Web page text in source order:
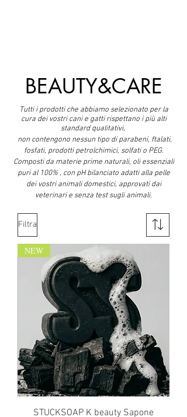
BEAUTY&CARE
Tutti i prodotti che abbiamo selezionato per la
cura dei vostri cani e gatti rispettano i più alti
standard qualitativi,
non contengono nessun tipo di parabeni, ftalati,
fosfati, prodotti petrolchimici, solfati o PEG.
Composti da materie prime naturali, oli essenziali
puri al 100% , con pH bilanciato adatti alla pelle
dei vostri animali domestici, approvati dai
veterinari e senza test sugli animali.
Filtra
NEW
STUCKSOAP K beauty Sapone